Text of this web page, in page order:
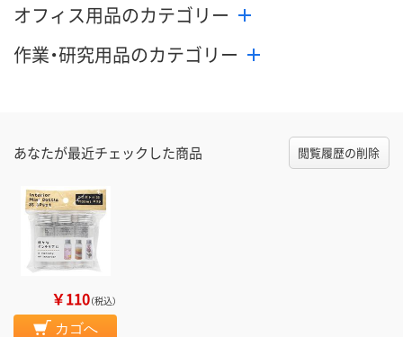
オフィス用品のカテゴリー
作業・研究用品のカテゴリー
あなたが最近チェックした商品 閲覧履歴の削除
￥110（税込）
カゴへ